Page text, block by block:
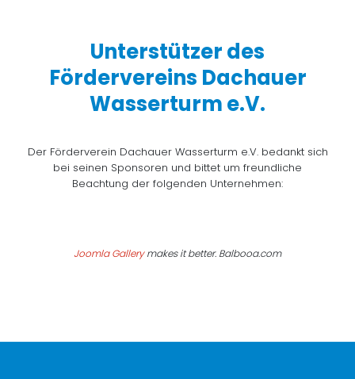
Unterstützer des
Fördervereins Dachauer
Wasserturm e.V.
Der Förderverein Dachauer Wasserturm e.V. bedankt sich
bei seinen Sponsoren und bittet um freundliche
Beachtung der folgenden Unternehmen:
Joomla Gallerymakes it better. Balbooa.com